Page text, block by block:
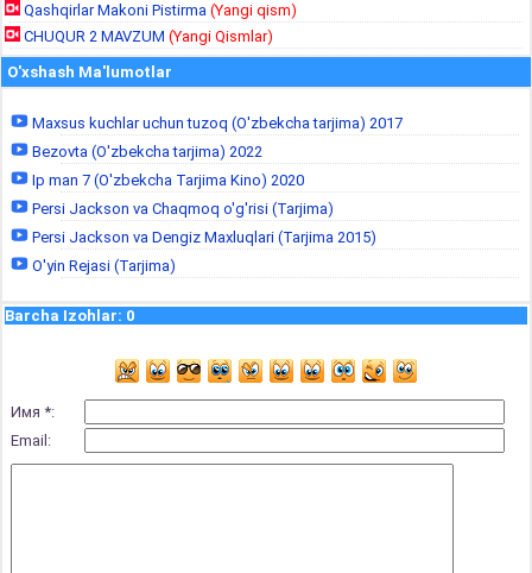
Qashqirlar Makoni Pistirma (Yangi qism)
CHUQUR 2 MAVZUM (Yangi Qismlar)
O'xshash Ma'lumotlar
Maxsus kuchlar uchun tuzoq (O'zbekcha tarjima) 2017
Bezovta (O'zbekcha tarjima) 2022
Ip man 7 (O'zbekcha Tarjima Kino) 2020
Persi Jackson va Chaqmoq o'g'risi (Tarjima)
Persi Jackson va Dengiz Maxluqlari (Tarjima 2015)
O'yin Rejasi (Tarjima)
Barcha Izohlar: 0
Имя *:
Email: